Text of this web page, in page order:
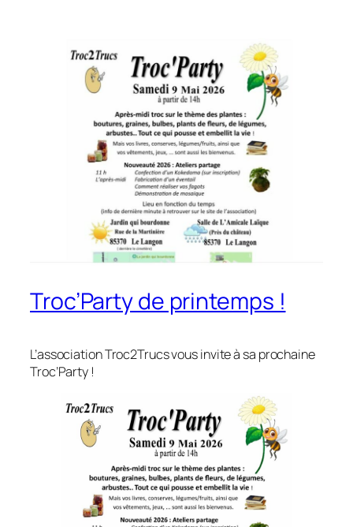
Troc’Party de printemps !
L’association Troc2Trucs vous invite à sa prochaine
Troc’Party !